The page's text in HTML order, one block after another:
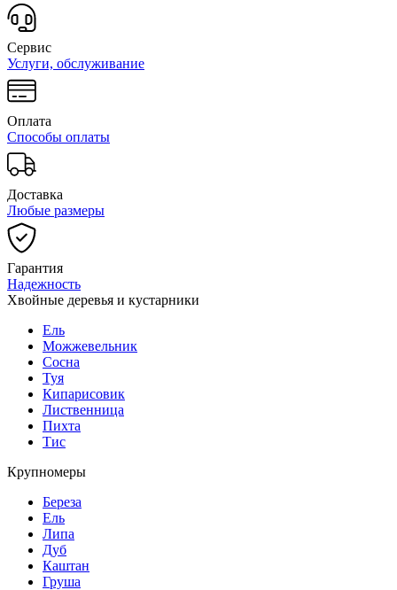
Сервис
Услуги, обслуживание
Оплата
Способы оплаты
Доставка
Любые размеры
Гарантия
Надежность
Хвойные деревья и кустарники
Ель
Можжевельник
Сосна
Туя
Кипарисовик
Лиственница
Пихта
Тис
Крупномеры
Береза
Ель
Липа
Дуб
Каштан
Груша